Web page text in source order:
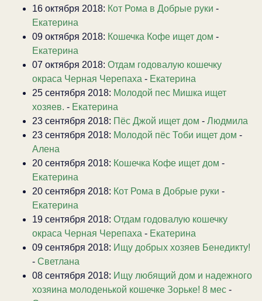
16 октября 2018: Кот Рома в Добрые руки -
Екатерина
09 октября 2018: Кошечка Кофе ищет дом -
Екатерина
07 октября 2018: Отдам годовалую кошечку
окраса Черная Черепаха - Екатерина
25 сентября 2018: Молодой пес Мишка ищет
хозяев. - Екатерина
23 сентября 2018: Пёс Джой ищет дом - Людмила
23 сентября 2018: Молодой пёс Тоби ищет дом -
Алена
20 сентября 2018: Кошечка Кофе ищет дом -
Екатерина
20 сентября 2018: Кот Рома в Добрые руки -
Екатерина
19 сентября 2018: Отдам годовалую кошечку
окраса Черная Черепаха - Екатерина
09 сентября 2018: Ищу добрых хозяев Бенедикту!
- Светлана
08 сентября 2018: Ищу любящий дом и надежного
хозяина молоденькой кошечке Зорьке! 8 мес -